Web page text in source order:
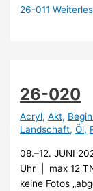
26-011
26-020
Acryl,Akt,
Landschaft,Öl,
08.–12. JUNI
Uhr | max 12
keine Fotos